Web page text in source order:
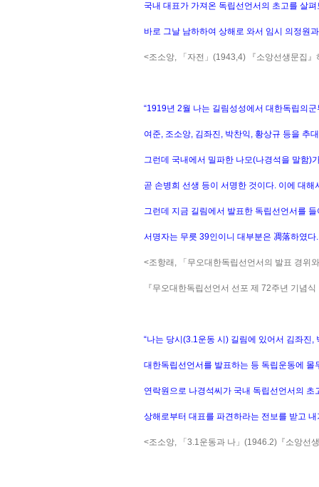
국내 대표가 가져온 독립선언서의 초고를 살
바로 그날 남하하여 상해로 와서 임시 의정원
<조소앙, 「자전」(1943,4) 『소앙선생문집』
“1919년 2월 나는 길림성성에서 대한독립의
여준, 조소앙, 김좌진, 박찬익, 황상규 등을 추
그런데 국내에서 밀파한 나모(나경석을 말함)
곧 손병희 선생 등이 서명한 것이다. 이에 대
그런데 지금 길림에서 발표한 독립선언서를
서명자는 무릇 39인이니 대부분은 凋落하였
<조항래, 「무오대한독립선언서의 발표 경위
『무오대한독립선언서 선포 제 72주년 기념
“나는 당시(3.1운동 시) 길림에 있어서 김좌진
대한독립선언서를 발표하는 등 독립운동에 몰
연락원으로 나경석씨가 국내 독립선언서의
상해로부터 대표를 파견하라는 전보를 받고
<조소앙, 「3.1운동과 나」(1946.2)『소앙선